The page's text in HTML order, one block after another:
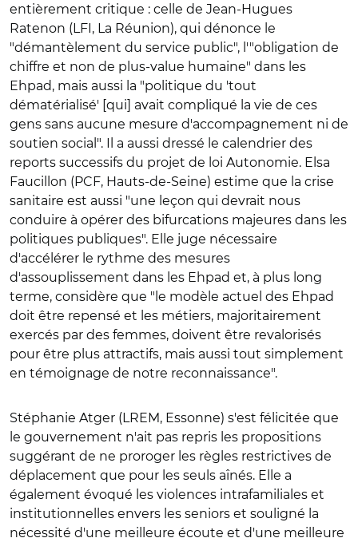
entièrement critique : celle de Jean-Hugues
Ratenon (LFI, La Réunion), qui dénonce le
"démantèlement du service public", l'"obligation de
chiffre et non de plus-value humaine" dans les
Ehpad, mais aussi la "politique du 'tout
dématérialisé' [qui] avait compliqué la vie de ces
gens sans aucune mesure d'accompagnement ni de
soutien social". Il a aussi dressé le calendrier des
reports successifs du projet de loi Autonomie. Elsa
Faucillon (PCF, Hauts-de-Seine) estime que la crise
sanitaire est aussi "une leçon qui devrait nous
conduire à opérer des bifurcations majeures dans les
politiques publiques". Elle juge nécessaire
d'accélérer le rythme des mesures
d'assouplissement dans les Ehpad et, à plus long
terme, considère que "le modèle actuel des Ehpad
doit être repensé et les métiers, majoritairement
exercés par des femmes, doivent être revalorisés
pour être plus attractifs, mais aussi tout simplement
en témoignage de notre reconnaissance".
Stéphanie Atger (LREM, Essonne) s'est félicitée que
le gouvernement n'ait pas repris les propositions
suggérant de ne proroger les règles restrictives de
déplacement que pour les seuls aînés. Elle a
également évoqué les violences intrafamiliales et
institutionnelles envers les seniors et souligné la
nécessité d'une meilleure écoute et d'une meilleure